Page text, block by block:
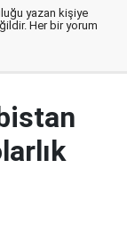
yazan kişiye
Her bir yorum